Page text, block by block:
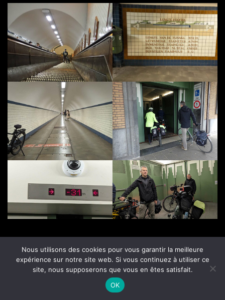
Le tunnel de Sainte-Anne ou
tunnel piétonnier est un
Nous utilisons des cookies pour vous garantir la meilleure
expérience sur notre site web. Si vous continuez à utiliser ce
site, nous supposerons que vous en êtes satisfait.
OK